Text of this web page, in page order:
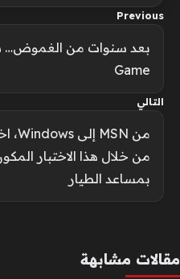
Previous
Game
التالي
بمساعد الطيار
مقالات مشابهة